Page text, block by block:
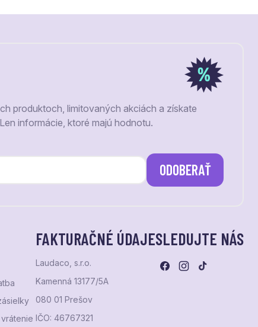
produktoch, limitovaných akciách a získate
informácie, ktoré majú hodnotu.
ODOBERAŤ
FAKTURAČNÉ ÚDAJE
Laudaco, s.r.o.
Kamenná 13177/5A
080 01 Prešov
IČO: 46767321
SLEDUJTE NÁS